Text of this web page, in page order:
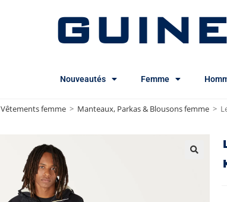
Nouveautés Femme
Vêtements femme > Manteaux, Parkas & Blousons femme >